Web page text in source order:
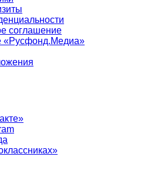
соглашение
«Русфонд.Медиа»